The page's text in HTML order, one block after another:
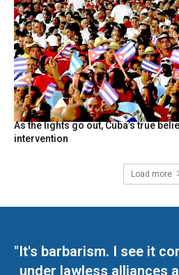
As the lights go out, Cuba’s true
intervention
Load more
"It's barbarism. I see it
under lawless alliances